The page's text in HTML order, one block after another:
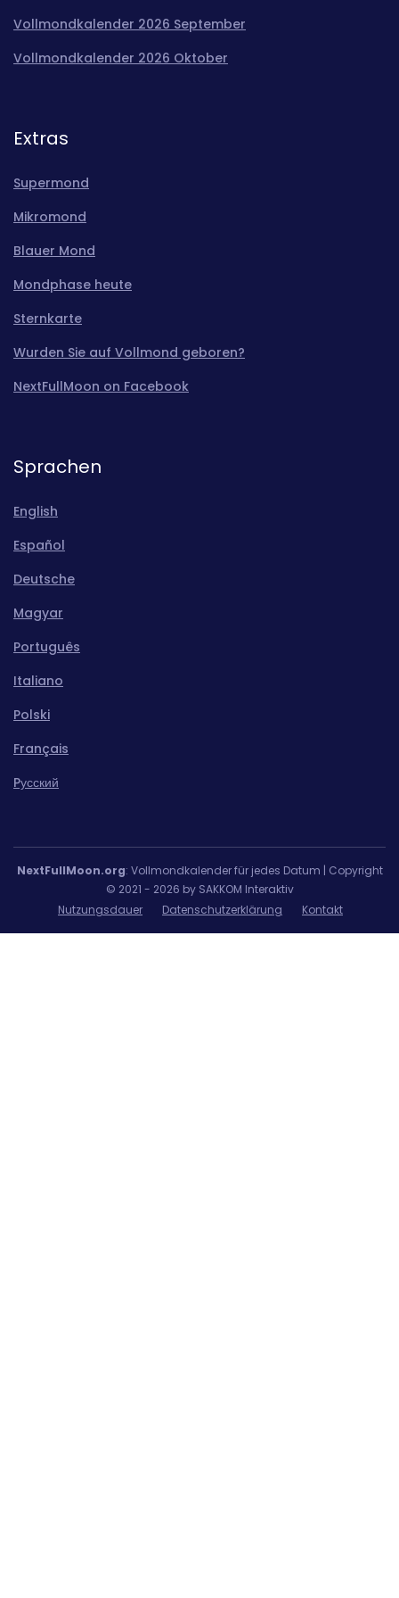
Vollmondkalender 2026 September
Vollmondkalender 2026 Oktober
Extras
Supermond
Mikromond
Blauer Mond
Mondphase heute
Sternkarte
Wurden Sie auf Vollmond geboren?
NextFullMoon on Facebook
Sprachen
English
Español
Deutsche
Magyar
Português
Italiano
Polski
Français
Pусский
NextFullMoon.org: Vollmondkalender für jedes Datum | Copyright
© 2021 - 2026 by SAKKOM Interaktiv
Nutzungsdauer
Datenschutzerklärung Kontakt